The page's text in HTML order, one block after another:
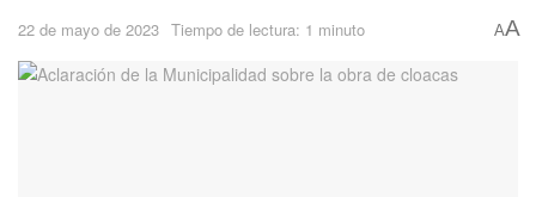
22 de mayo de 2023 Tiempo de lectura: 1 minuto AA